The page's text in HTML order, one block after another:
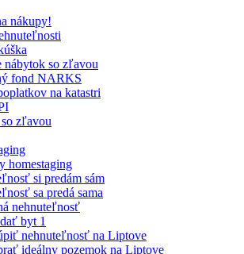
nákupy!
nábytok so zľavou
fond NARKS
na katastri
zľavou
homestaging
si predám sám
sa predá sama
nehnuteľnosť
byt 1
nehnuteľnosť na Liptove
ideálny pozemok na Liptove